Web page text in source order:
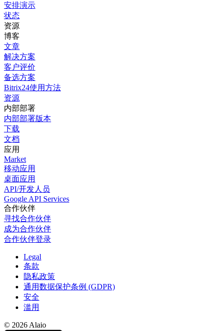
安排演示
状态
资源
博客
文章
解决方案
客户评价
备选方案
Bitrix24使用方法
资源
内部部署
内部部署版本
下载
文档
应用
Market
移动应用
桌面应用
API/开发人员
Google API Services
合作伙伴
寻找合作伙伴
成为合作伙伴
合作伙伴登录
Legal
条款
隐私政策
通用数据保护条例 (GDPR)
安全
滥用
© 2026 Alaio